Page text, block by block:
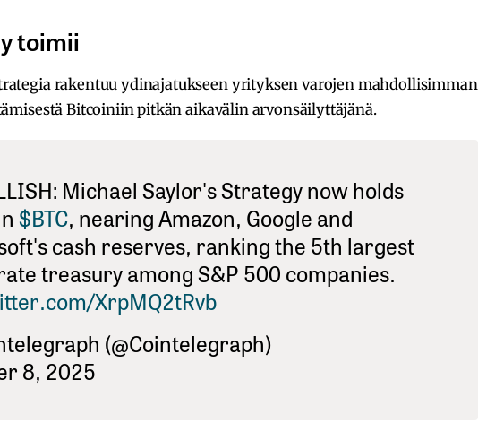
toimii
rakentuu ydinajatukseen yrityksen varojen mahdollisimman
Bitcoiniin pitkän aikavälin arvonsäilyttäjänä.
Michael Saylor's Strategy now holds
$BTC, nearing Amazon, Google and
cash reserves, ranking the 5th largest
treasury among S&P 500 companies.
XrpMQ2tRvb
(@Cointelegraph)
8, 2025